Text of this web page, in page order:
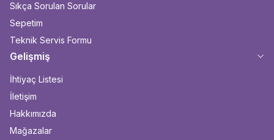
Sıkça Sorulan Sorular
Sepetim
Teknik Servis Formu
Gelişmiş
İhtiyaç Listesi
İletişim
Hakkımızda
Mağazalar